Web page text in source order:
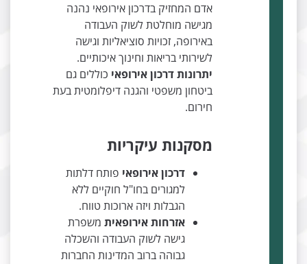
אדם המחזיק בדרכון אירופאי נהנה
מגישה מוחלטת לשוק העבודה
באירופה, זכויות סוציאליות וגישה
לשירותי בריאות וחינוך איכותיים.
יתרונות דרכון אירופאיכוללים גם
ביטחון משפטי והגנה דיפלומטית בעת
מסקנות עיקריות
דרכון אירופאיפותח דלתות
למגורים בחו"ל חוקיים ללא
הגבלות ויזה ארוכות טווח.
אזרחות אירופאיתמשפרת
גישה לשוק העבודה והשכלה
גבוהה ברוב המדינות החברות